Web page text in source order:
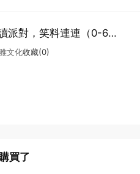
派對，笑料連連（0-6
文化收藏(0)
買了